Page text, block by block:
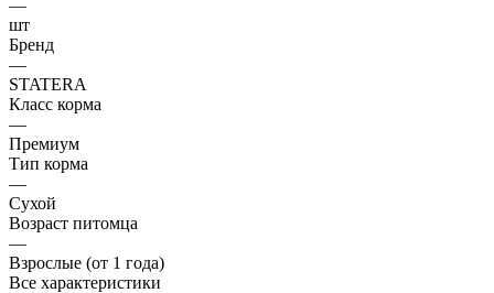
—
шт
Бренд
—
STATERA
Класс корма
—
Премиум
Тип корма
—
Сухой
Возраст питомца
—
Взрослые (от 1 года)
Все характеристики